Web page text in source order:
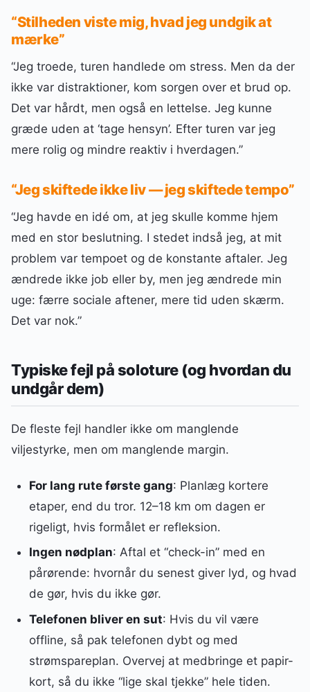
“Stilheden viste mig, hvad jeg undgik at
mærke”
“Jeg troede, turen handlede om stress. Men da der
ikke var distraktioner, kom sorgen over et brud op.
Det var hårdt, men også en lettelse. Jeg kunne
græde uden at ‘tage hensyn’. Efter turen var jeg
mere rolig og mindre reaktiv i hverdagen.”
“Jeg skiftede ikke liv — jeg skiftede tempo”
“Jeg havde en idé om, at jeg skulle komme hjem
med en stor beslutning. I stedet indså jeg, at mit
problem var tempoet og de konstante aftaler. Jeg
ændrede ikke job eller by, men jeg ændrede min
uge: færre sociale aftener, mere tid uden skærm.
Det var nok.”
Typiske fejl på soloture (og hvordan du
undgår dem)
De fleste fejl handler ikke om manglende
viljestyrke, men om manglende margin.
For lang rute første gang: Planlæg kortere
etaper, end du tror. 12–18 km om dagen er
rigeligt, hvis formålet er refleksion.
Ingen nødplan: Aftal et “check-in” med en
pårørende: hvornår du senest giver lyd, og hvad
de gør, hvis du ikke gør.
Telefonen bliver en sut: Hvis du vil være
offline, så pak telefonen dybt og med
strømspareplan. Overvej at medbringe et papir-
kort, så du ikke “lige skal tjekke” hele tiden.